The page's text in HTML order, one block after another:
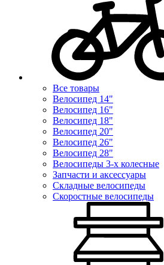
Все товары
Велосипед 14"
Велосипед 16"
Велосипед 18"
Велосипед 20"
Велосипед 26"
Велосипед 28"
Велосипеды 3-х колесные
Запчасти и аксессуары
Складные велосипеды
Скоростные велосипеды